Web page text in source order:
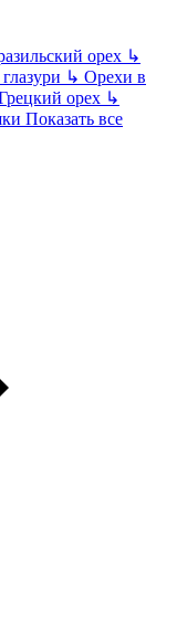
орех ↳
↳ Орехи в
орех ↳
Показать все